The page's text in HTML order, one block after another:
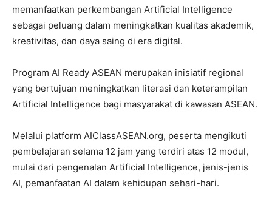
memanfaatkan perkembangan Artificial Intelligence
sebagai peluang dalam meningkatkan kualitas akademik,
kreativitas, dan daya saing di era digital.
Program AI Ready ASEAN merupakan inisiatif regional
yang bertujuan meningkatkan literasi dan keterampilan
Artificial Intelligence bagi masyarakat di kawasan ASEAN.
Melalui platform AIClassASEAN.org, peserta mengikuti
pembelajaran selama 12 jam yang terdiri atas 12 modul,
mulai dari pengenalan Artificial Intelligence, jenis-jenis
AI, pemanfaatan AI dalam kehidupan sehari-hari.